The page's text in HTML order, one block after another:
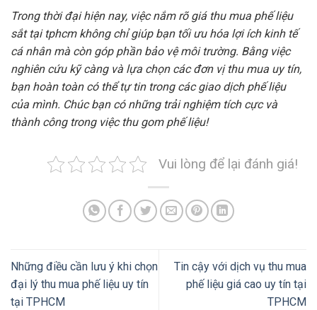
Trong thời đại hiện nay, việc nắm rõ giá thu mua phế liệu
sắt tại tphcm không chỉ giúp bạn tối ưu hóa lợi ích kinh tế
cá nhân mà còn góp phần bảo vệ môi trường. Bằng việc
nghiên cứu kỹ càng và lựa chọn các đơn vị thu mua uy tín,
bạn hoàn toàn có thể tự tin trong các giao dịch phế liệu
của mình. Chúc bạn có những trải nghiệm tích cực và
thành công trong việc thu gom phế liệu!
Vui lòng để lại đánh giá!
Những điều cần lưu ý khi chọn
đại lý thu mua phế liệu uy tín
tại TPHCM
Tin cậy với dịch vụ thu mua
phế liệu giá cao uy tín tại
TPHCM